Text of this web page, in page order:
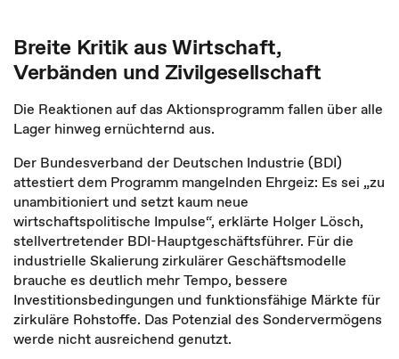
Breite Kritik aus Wirtschaft,
Verbänden und Zivilgesellschaft
Die Reaktionen auf das Aktionsprogramm fallen über alle
Lager hinweg ernüchternd aus.
Der Bundesverband der Deutschen Industrie (BDI)
attestiert dem Programm mangelnden Ehrgeiz: Es sei „zu
unambitioniert und setzt kaum neue
wirtschaftspolitische Impulse“, erklärte Holger Lösch,
stellvertretender BDI-Hauptgeschäftsführer. Für die
industrielle Skalierung zirkulärer Geschäftsmodelle
brauche es deutlich mehr Tempo, bessere
Investitionsbedingungen und funktionsfähige Märkte für
zirkuläre Rohstoffe. Das Potenzial des Sondervermögens
werde nicht ausreichend genutzt.